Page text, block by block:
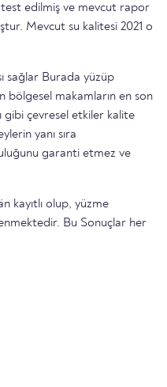
test edilmiş ve mevcut rapor
Mevcut su kalitesi 2021 o
sağlar Burada yüzüp
bölgesel makamların en son
gibi çevresel etkiler kalite
yanı sıra
garanti etmez ve
kayıtlı olup, yüzme
Bu Sonuçlar her